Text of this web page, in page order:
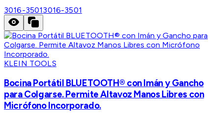
3016-35013016-3501
KLEIN TOOLS
Bocina Portátil BLUETOOTH® con Imán y Gancho
para Colgarse. Permite Altavoz Manos Libres con
Micrófono Incorporado.